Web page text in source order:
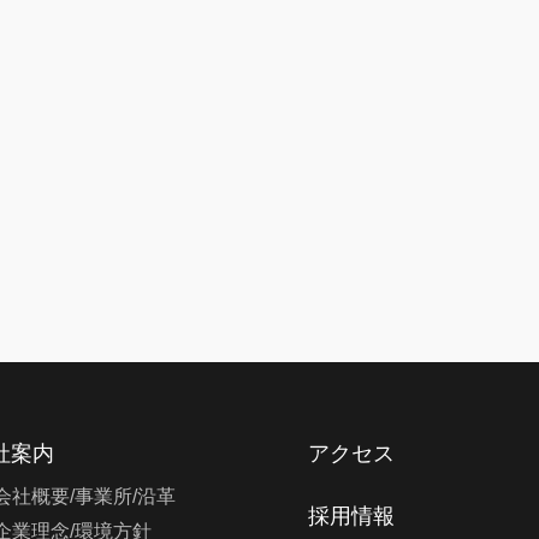
案内
社概要/事業所/沿革
業理念/環境方針
アクセス
採用情報